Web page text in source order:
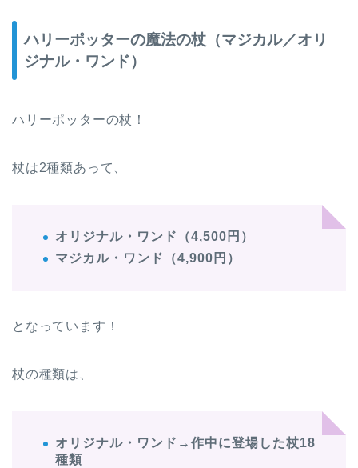
ハリーポッターの魔法の杖（マジカル／オリ
ジナル・ワンド）
ハリーポッターの杖！
杖は2種類あって、
オリジナル・ワンド（4,500円）
マジカル・ワンド（4,900円）
となっています！
杖の種類は、
オリジナル・ワンド→作中に登場した杖18
種類